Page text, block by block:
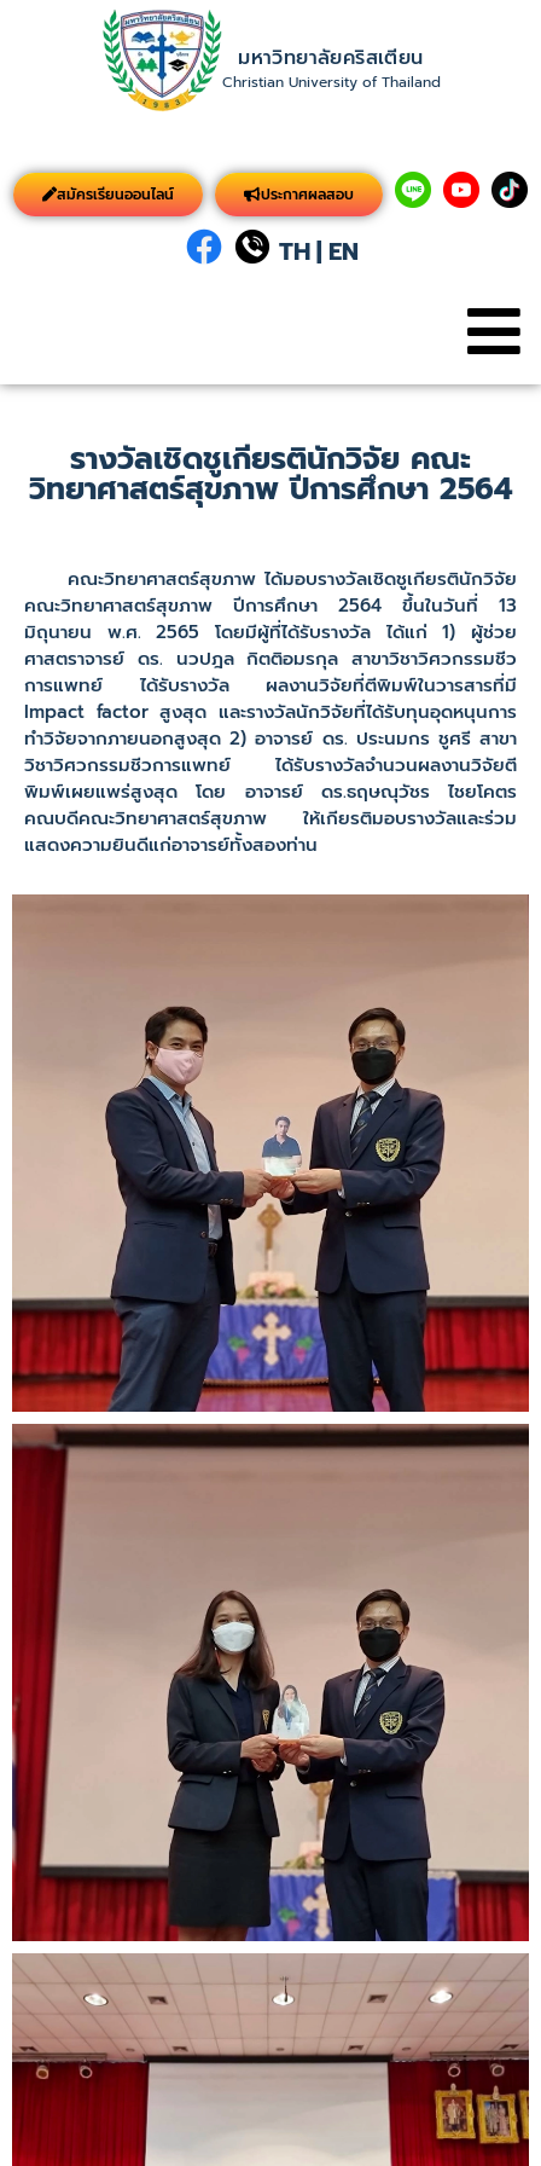
มหาวิทยาลัยคริสเตียน
Christian University of Thailand
สมัครเรียนออนไลน์ ประกาศผลสอบ
TH| EN
รางวัลเชิดชูเกียรตินักวิจัย คณะ
วิทยาศาสตร์สุขภาพ ปีการศึกษา 2564
คณะวิทยาศาสตร์สุขภาพ ได้มอบรางวัลเชิดชูเกียรตินักวิจัย
คณะวิทยาศาสตร์สุขภาพ ปีการศึกษา 2564 ขึ้นในวันที่ 13
มิถุนายน พ.ศ. 2565 โดยมีผู้ที่ได้รับรางวัล ได้แก่ 1) ผู้ช่วย
ศาสตราจารย์ ดร. นวปฎล กิตติอมรกุล สาขาวิชาวิศวกรรมชีว
การแพทย์ ได้รับรางวัล ผลงานวิจัยที่ตีพิมพ์ในวารสารที่มี
Impact factor สูงสุด และรางวัลนักวิจัยที่ได้รับทุนอุดหนุนการ
ทำวิจัยจากภายนอกสูงสุด 2) อาจารย์ ดร. ประนมกร ชูศรี สาขา
วิชาวิศวกรรมชีวการแพทย์ ได้รับรางวัลจำนวนผลงานวิจัยตี
พิมพ์เผยแพร่สูงสุด โดย อาจารย์ ดร.ธฤษณุวัชร ไชยโคตร
คณบดีคณะวิทยาศาสตร์สุขภาพ ให้เกียรติมอบรางวัลและร่วม
แสดงความยินดีแก่อาจารย์ทั้งสองท่าน